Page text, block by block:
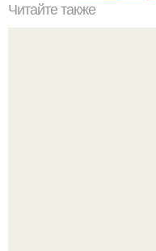
Читайте также